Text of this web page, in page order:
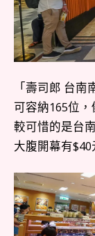
「壽司郎 台
可容納165位
較可惜的是台
大腹開幕有